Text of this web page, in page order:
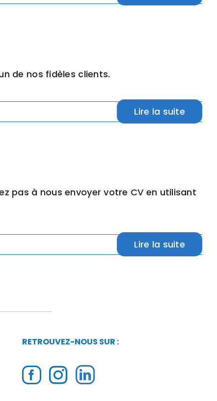
de nos fidèles clients.
Lire la suite
pas à nous envoyer votre CV en utilisant
Lire la suite
RETROUVEZ-NOUS SUR :